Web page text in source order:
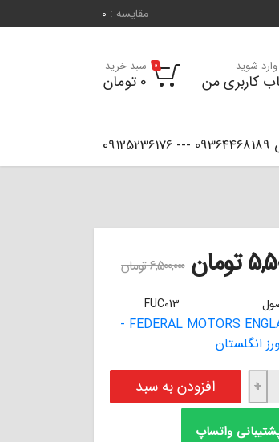
مقایسه : 0
شوید
کاربری من
0 سبد خرید
0 تومان
تومان 6,500,000تومان
FUC013
FEDERAL MOTORS ENGLAND -
انگلستان
سرامیکی جلو کپچر فدرال موتورز انگلستان عدد+ افزودن به سبد
واتساپ